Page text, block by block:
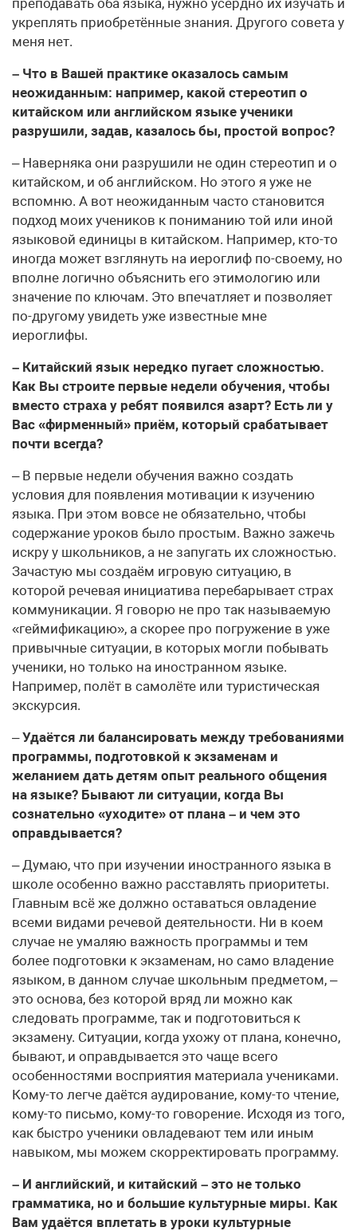
укреплять приобретённые знания. Другого совета у
меня нет.
– Что в Вашей практике оказалось самым
неожиданным: например, какой стереотип о
китайском или английском языке ученики
разрушили, задав, казалось бы, простой вопрос?
– Наверняка они разрушили не один стереотип и о
китайском, и об английском. Но этого я уже не
вспомню. А вот неожиданным часто становится
подход моих учеников к пониманию той или иной
языковой единицы в китайском. Например, кто-то
иногда может взглянуть на иероглиф по-своему, но
вполне логично объяснить его этимологию или
значение по ключам. Это впечатляет и позволяет
по-другому увидеть уже известные мне
иероглифы.
– Китайский язык нередко пугает сложностью.
Как Вы строите первые недели обучения, чтобы
вместо страха у ребят появился азарт? Есть ли у
Вас «фирменный» приём, который срабатывает
почти всегда?
– В первые недели обучения важно создать
условия для появления мотивации к изучению
языка. При этом вовсе не обязательно, чтобы
содержание уроков было простым. Важно зажечь
искру у школьников, а не запугать их сложностью.
Зачастую мы создаём игровую ситуацию, в
которой речевая инициатива перебарывает страх
коммуникации. Я говорю не про так называемую
«геймификацию», а скорее про погружение в уже
привычные ситуации, в которых могли побывать
ученики, но только на иностранном языке.
Например, полёт в самолёте или туристическая
экскурсия.
–Удаётся ли балансировать между требованиями
программы, подготовкой к экзаменам и
желанием дать детям опыт реального общения
на языке? Бывают ли ситуации, когда Вы
сознательно «уходите» от плана – и чем это
оправдывается?
– Думаю, что при изучении иностранного языка в
школе особенно важно расставлять приоритеты.
Главным всё же должно оставаться овладение
всеми видами речевой деятельности. Ни в коем
случае не умаляю важность программы и тем
более подготовки к экзаменам, но само владение
языком, в данном случае школьным предметом, –
это основа, без которой вряд ли можно как
следовать программе, так и подготовиться к
экзамену. Ситуации, когда ухожу от плана, конечно,
бывают, и оправдывается это чаще всего
особенностями восприятия материала учениками.
Кому-то легче даётся аудирование, кому-то чтение,
кому-то письмо, кому-то говорение. Исходя из того,
как быстро ученики овладевают тем или иным
навыком, мы можем скорректировать программу.
– И английский, и китайский – это не только
грамматика, но и большие культурные миры. Как
Вам удаётся вплетать в уроки культурные